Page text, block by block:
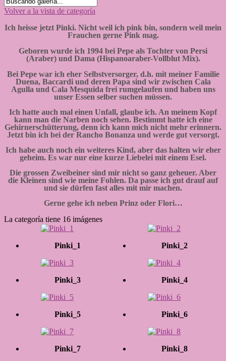
Volver a la vista de categoría
Ich heisse jetzt Pinki. Nicht weil ich pink bin, sondern weil mein
Frauchen gerne Pink mag.
Geboren wurde ich 1994 bei Pepe als Tochter von Persi
(Araber) und Dama (Hispanoaraber-Vollblut Mix).
Bei Pepe war ich eher Selbstversorger, d.h. mit meiner Familie
Duena, Baccardi und deren Papa sind wir zwischen Cala
Agulla und Cala Mesquida frei rumgelaufen und haben uns
unser Essen selber suchen müssen.
Ich hatte auch mal einen Unfall, glaube ich. An meinem Kopf
kann man die Narben noch sehen. Bestimmt hatte ich eine
Gehirnerschütterung, denn ich kann mich nicht mehr erinnern.
Jetzt bin ich bei der Rancho Bonanza und werde gut versorgt.
Ich habe auch noch ein weiteres Kind, aber das halten wir eher
geheim. Es war nur eine kurze Liebelei mit einem Esel.
Die grossen Zweibeiner sind mir nicht so ganz geheuer. Aber
die Kleinen sind wie meine Fohlen. Da passe ich gut drauf auf
und sie dürfen fast alles mit mir machen.
Gerne gehe ich neben Prinz oder Flori…
La categoría tiene 16 imágenes
Pinki_1 Pinki_2
Pinki_3 Pinki_4
Pinki_5 Pinki_6
Pinki_7 Pinki_8